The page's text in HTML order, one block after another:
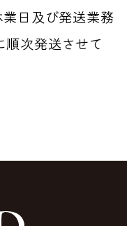
日及び発送業務
次発送させて